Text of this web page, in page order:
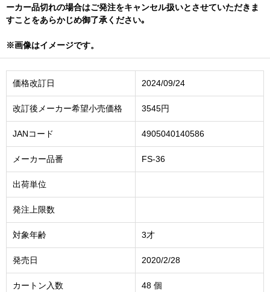
ーカー品切れの場合はご発注をキャンセル扱いとさせていただきま
すことをあらかじめ御了承ください｡
※画像はイメージです。
価格改訂日 2024/09/24
改訂後メーカー希望小売価格 3545円
JANコード 4905040140586
メーカー品番 FS-36
出荷単位
発注上限数
対象年齢 3才
発売日 2020/2/28
カートン入数 48 個